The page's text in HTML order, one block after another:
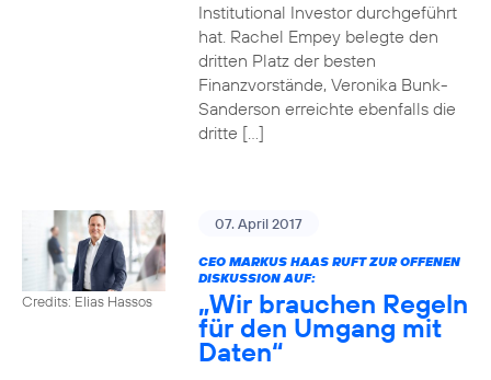
Institutional Investor durchgeführt
hat. Rachel Empey belegte den
dritten Platz der besten
Finanzvorstände, Veronika Bunk-
Sanderson erreichte ebenfalls die
dritte […]
Credits: Elias Hassos
07. April 2017
CEO MARKUS HAAS RUFT ZUR OFFENEN
DISKUSSION AUF:
„Wir brauchen Regeln
für den Umgang mit
Daten“